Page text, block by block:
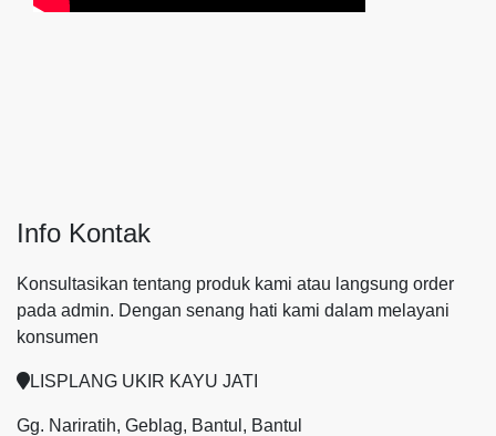
Info Kontak
Konsultasikan tentang produk kami atau langsung order
pada admin. Dengan senang hati kami dalam melayani
konsumen
LISPLANG UKIR KAYU JATI
Gg. Nariratih, Geblag, Bantul, Bantul